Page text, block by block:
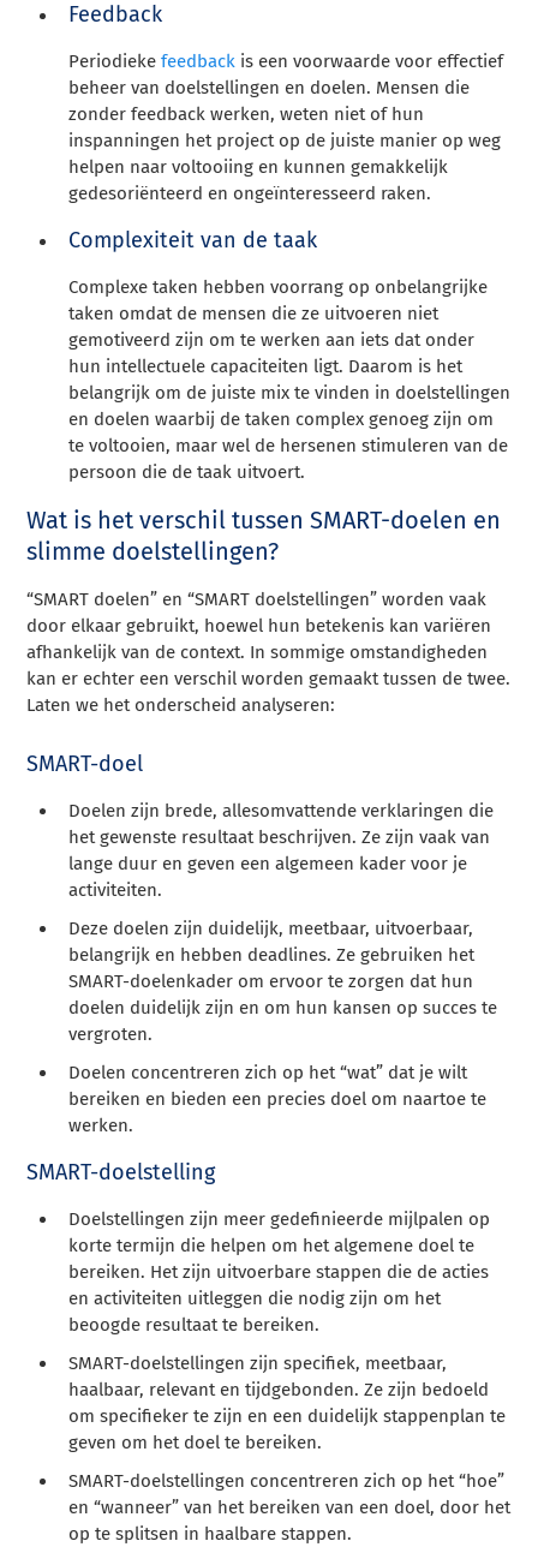
Feedback
Periodiekefeedback is een voorwaarde voor effectief
beheer van doelstellingen en doelen. Mensen die
zonder feedback werken, weten niet of hun
inspanningen het project op de juiste manier op weg
helpen naar voltooiing en kunnen gemakkelijk
gedesoriënteerd en ongeïnteresseerd raken.
Complexiteit van de taak
Complexe taken hebben voorrang op onbelangrijke
taken omdat de mensen die ze uitvoeren niet
gemotiveerd zijn om te werken aan iets dat onder
hun intellectuele capaciteiten ligt. Daarom is het
belangrijk om de juiste mix te vinden in doelstellingen
en doelen waarbij de taken complex genoeg zijn om
te voltooien, maar wel de hersenen stimuleren van de
persoon die de taak uitvoert.
Wat is het verschil tussen SMART-doelen en
slimme doelstellingen?
“SMART doelen” en “SMART doelstellingen” worden vaak
door elkaar gebruikt, hoewel hun betekenis kan variëren
afhankelijk van de context. In sommige omstandigheden
kan er echter een verschil worden gemaakt tussen de twee.
Laten we het onderscheid analyseren:
SMART-doel
Doelen zijn brede, allesomvattende verklaringen die
het gewenste resultaat beschrijven. Ze zijn vaak van
lange duur en geven een algemeen kader voor je
activiteiten.
Deze doelen zijn duidelijk, meetbaar, uitvoerbaar,
belangrijk en hebben deadlines. Ze gebruiken het
SMART-doelenkader om ervoor te zorgen dat hun
doelen duidelijk zijn en om hun kansen op succes te
vergroten.
Doelen concentreren zich op het “wat” dat je wilt
bereiken en bieden een precies doel om naartoe te
werken.
SMART-doelstelling
Doelstellingen zijn meer gedefinieerde mijlpalen op
korte termijn die helpen om het algemene doel te
bereiken. Het zijn uitvoerbare stappen die de acties
en activiteiten uitleggen die nodig zijn om het
beoogde resultaat te bereiken.
SMART-doelstellingen zijn specifiek, meetbaar,
haalbaar, relevant en tijdgebonden. Ze zijn bedoeld
om specifieker te zijn en een duidelijk stappenplan te
geven om het doel te bereiken.
SMART-doelstellingen concentreren zich op het “hoe”
en “wanneer” van het bereiken van een doel, door het
op te splitsen in haalbare stappen.